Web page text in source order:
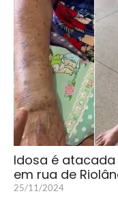
Idosa é
em rua de
25/11/2024